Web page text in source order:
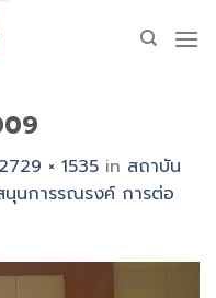
2729 × 1535 in สถาบัน
นุนการรณรงค์ การต่อ